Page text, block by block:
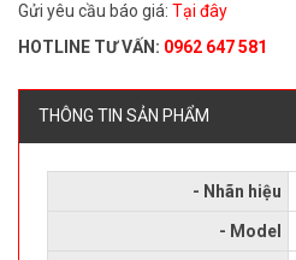
Gửi yêu cầu báo giá: Tại đây
HOTLINE TƯ VẤN: 0962 647 581
THÔNG TIN SẢN PHẨM
- Nhãn hiệu
- Model